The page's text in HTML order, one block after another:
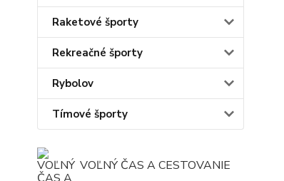
Raketové športy
Rekreačné športy
Rybolov
Tímové športy
VOĽNÝ ČAS A CESTOVANIE